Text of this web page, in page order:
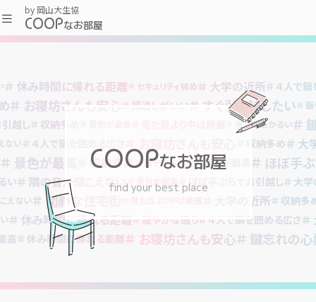
COOPなお部屋
by 岡山大生協
COOPなお部屋
find your best place
休み時間に帰れる距離 セキュリティ強め 大学の近所 ４人で鍋
お寝坊さんも安心 風通しがいい すぐ引っ越したい 賑
越し 収納多め 夜でもあかるい
ない ４人で鍋を囲める広さ 収納多め 大
景色が最高 収納多め 賑やかな通り 景色が最高 ほぼ手
い 隣の音が聞こえない 景色が最高 ほぼ手ぶらでお引越し 大学
えない 閑静な住宅街 大学の近所 収納多
休み時間に帰れる距離 賑やかな通り ４人で鍋を囲める広さ
高 休み時間に帰れる距離 お寝坊さんも安心 鍵忘れの心